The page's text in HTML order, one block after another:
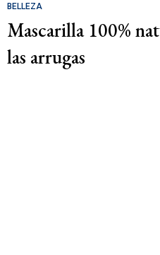
BELLEZA
Mascarilla 100%
las arrugas